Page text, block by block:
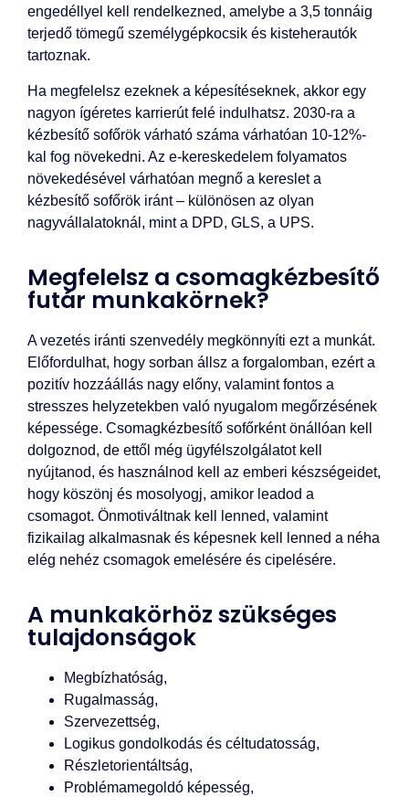
engedéllyel kell rendelkezned, amelybe a 3,5 tonnáig
terjedő tömegű személygépkocsik és kisteherautók
tartoznak.
Ha megfelelsz ezeknek a képesítéseknek, akkor egy
nagyon ígéretes karrierút felé indulhatsz. 2030-ra a
kézbesítő sofőrök várható száma várhatóan 10-12%-
kal fog növekedni. Az e-kereskedelem folyamatos
növekedésével várhatóan megnő a kereslet a
kézbesítő sofőrök iránt – különösen az olyan
nagyvállalatoknál, mint a DPD, GLS, a UPS.
Megfelelsz a csomagkézbesítő
futár munkakörnek?
A vezetés iránti szenvedély megkönnyíti ezt a munkát.
Előfordulhat, hogy sorban állsz a forgalomban, ezért a
pozitív hozzáállás nagy előny, valamint fontos a
stresszes helyzetekben való nyugalom megőrzésének
képessége. Csomagkézbesítő sofőrként önállóan kell
dolgoznod, de ettől még ügyfélszolgálatot kell
nyújtanod, és használnod kell az emberi készségeidet,
hogy köszönj és mosolyogj, amikor leadod a
csomagot. Önmotiváltnak kell lenned, valamint
fizikailag alkalmasnak és képesnek kell lenned a néha
elég nehéz csomagok emelésére és cipelésére.
A munkakörhöz szükséges
tulajdonságok
Megbízhatóság,
Rugalmasság,
Szervezettség,
Logikus gondolkodás és céltudatosság,
Részletorientáltság,
Problémamegoldó képesség,